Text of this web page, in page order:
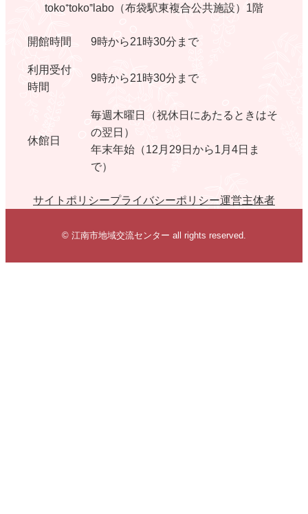
toko⁺toko⁼labo（布袋駅東複合公共施設）1階
開館時間 9時から21時30分まで
利用受付
時間
9時から21時30分まで
休館日
毎週木曜日（祝休日にあたるときはそ
の翌日）
年末年始（12月29日から1月4日ま
で）
サイトポリシープライバシーポリシー運営主体者
© 江南市地域交流センター all rights reserved.